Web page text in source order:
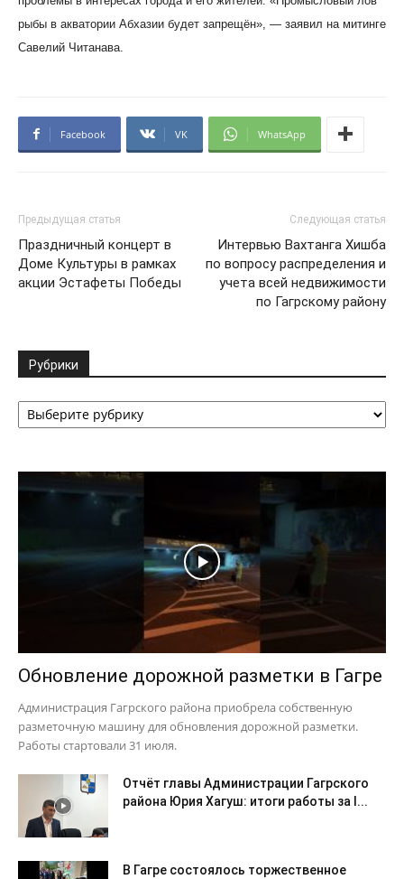
рыбы в акватории Абхазии будет запрещён», — заявил на митинге
Савелий Читанава.
Facebook VK WhatsApp
Предыдущая статья
Праздничный концерт в
Доме Культуры в рамках
акции Эстафеты Победы
Следующая статья
Интервью Вахтанга Хишба
по вопросу распределения и
учета всей недвижимости
по Гагрскому району
Рубрики
Рубрики
Обновление дорожной разметки в Гагре
Администрация Гагрского района приобрела собственную
разметочную машину для обновления дорожной разметки.
Работы стартовали 31 июля.
Отчёт главы Администрации Гагрского
района Юрия Хагуш: итоги работы за I...
В Гагре состоялось торжественное